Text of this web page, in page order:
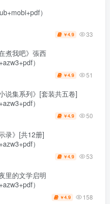
）
￥4.9 33
煮我吧》張西
）
￥4.9 51
说集系列》[套装共五卷]
）
￥4.9 50
录》[共12册]
）
￥4.9 53
里的文学启明
）
￥4.9 158